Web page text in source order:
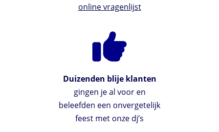
online vragenlijst
Duizenden blije klanten
gingen je al voor en
beleefden een onvergetelijk
feest met onze dj’s